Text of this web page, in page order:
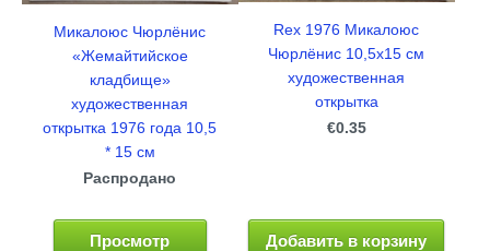
Микалоюс Чюрлёнис
«Жемайтийское
кладбище»
художественная
открытка 1976 года 10,5
* 15 см
Распродано
Просмотр
Rex 1976 Микалоюс
Чюрлёнис 10,5x15 см
художественная
открытка
€0.35
Добавить в корзину